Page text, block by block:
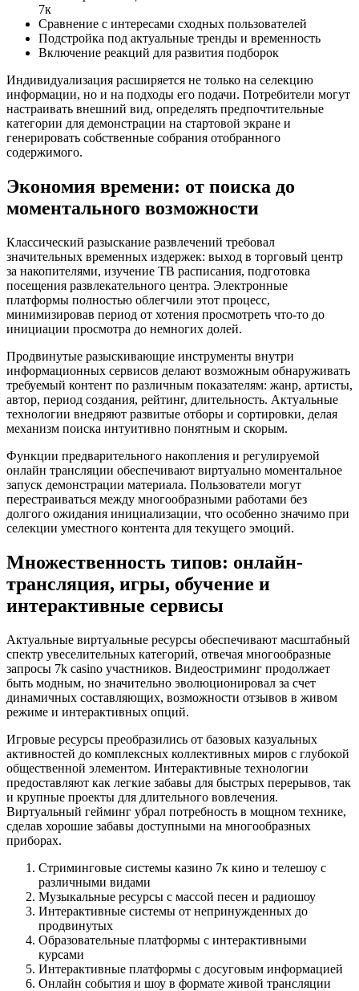
7к
Сравнение с интересами сходных пользователей
Подстройка под актуальные тренды и временность
Включение реакций для развития подборок
Индивидуализация расширяется не только на селекцию
информации, но и на подходы его подачи. Потребители могут
настраивать внешний вид, определять предпочтительные
категории для демонстрации на стартовой экране и
генерировать собственные собрания отобранного
содержимого.
Экономия времени: от поиска до
моментального возможности
Классический разыскание развлечений требовал
значительных временных издержек: выход в торговый центр
за накопителями, изучение ТВ расписания, подготовка
посещения развлекательного центра. Электронные
платформы полностью облегчили этот процесс,
минимизировав период от хотения просмотреть что-то до
инициации просмотра до немногих долей.
Продвинутые разыскивающие инструменты внутри
информационных сервисов делают возможным обнаруживать
требуемый контент по различным показателям: жанр, артисты,
автор, период создания, рейтинг, длительность. Актуальные
технологии внедряют развитые отборы и сортировки, делая
механизм поиска интуитивно понятным и скорым.
Функции предварительного накопления и регулируемой
онлайн трансляции обеспечивают виртуально моментальное
запуск демонстрации материала. Пользователи могут
перестраиваться между многообразными работами без
долгого ожидания инициализации, что особенно значимо при
селекции уместного контента для текущего эмоций.
Множественность типов: онлайн-
трансляция, игры, обучение и
интерактивные сервисы
Актуальные виртуальные ресурсы обеспечивают масштабный
спектр увеселительных категорий, отвечая многообразные
запросы 7k casino участников. Видеостриминг продолжает
быть модным, но значительно эволюционировал за счет
динамичных составляющих, возможности отзывов в живом
режиме и интерактивных опций.
Игровые ресурсы преобразились от базовых казуальных
активностей до комплексных коллективных миров с глубокой
общественной элементом. Интерактивные технологии
предоставляют как легкие забавы для быстрых перерывов, так
и крупные проекты для длительного вовлечения.
Виртуальный гейминг убрал потребность в мощном технике,
сделав хорошие забавы доступными на многообразных
приборах.
Стриминговые системы казино 7к кино и телешоу с
различными видами
Музыкальные ресурсы с массой песен и радиошоу
Интерактивные системы от непринужденных до
продвинутых
Образовательные платформы с интерактивными
курсами
Интерактивные платформы с досуговым информацией
Онлайн события и шоу в формате живой трансляции